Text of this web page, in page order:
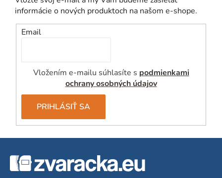
informácie o nových produktoch na našom e-shope.
Email
Vložením e-mailu súhlasíte s podmienkami
ochrany osobných údajov
PRIHLÁSIŤ SA